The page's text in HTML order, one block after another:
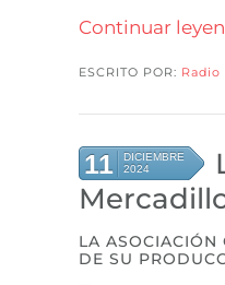
Continuar
ESCRITO POR: Radio
11
DICIEMBRE
2024
LA ASOCIACIÓN
DE SU